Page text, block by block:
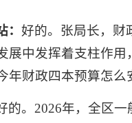
：好的。张局长，财
展中发挥着支柱作用
年财政四本预算怎么
的。2026年，全区一